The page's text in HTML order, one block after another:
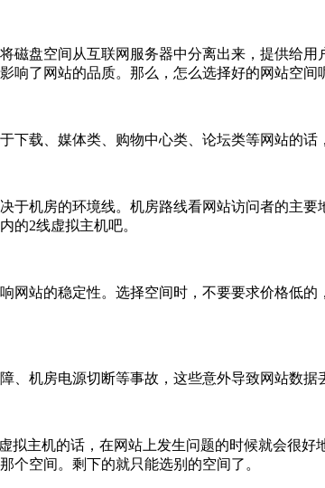
盘空间从互联网服务器中分离出来，提供给
响了网站的品质。那么，怎么选择好的网站空间
载、媒体类、购物中心类、论坛类等网站的话
于机房的环境线。机房路线看网站访问者的主
的2线虚拟主机吧。
站的稳定性。选择空间时，不要要求价格低
机房电源切断等事故，这些意外导致网站数
主机的话，在网站上发生问题的时候就会很
个空间。剩下的就只能选别的空间了。